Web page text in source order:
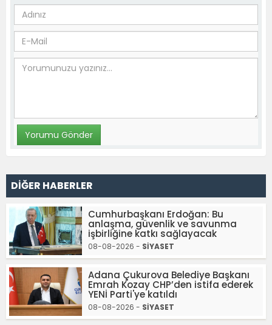
DİĞER HABERLER
Cumhurbaşkanı Erdoğan: Bu
anlaşma, güvenlik ve savunma
işbirliğine katkı sağlayacak
08-08-2026 - SİYASET
Adana Çukurova Belediye Başkanı
Emrah Kozay CHP’den istifa ederek
YENİ Parti'ye katıldı
08-08-2026 - SİYASET